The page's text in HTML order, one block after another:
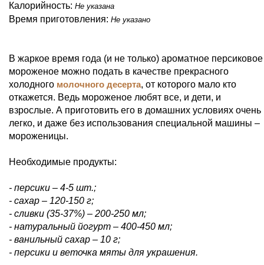
Калорийность: Не указана
Время приготовления: Не указано
В жаркое время года (и не только) ароматное персиковое
мороженое можно подать в качестве прекрасного
холодного молочного десерта, от которого мало кто
откажется. Ведь мороженое любят все, и дети, и
взрослые. А приготовить его в домашних условиях очень
легко, и даже без использования специальной машины –
мороженицы.
Необходимые продукты:
- персики – 4-5 шт.;
- сахар – 120-150 г;
- сливки (35-37%) – 200-250 мл;
- натуральный йогурт – 400-450 мл;
- ванильный сахар – 10 г;
- персики и веточка мяты для украшения.